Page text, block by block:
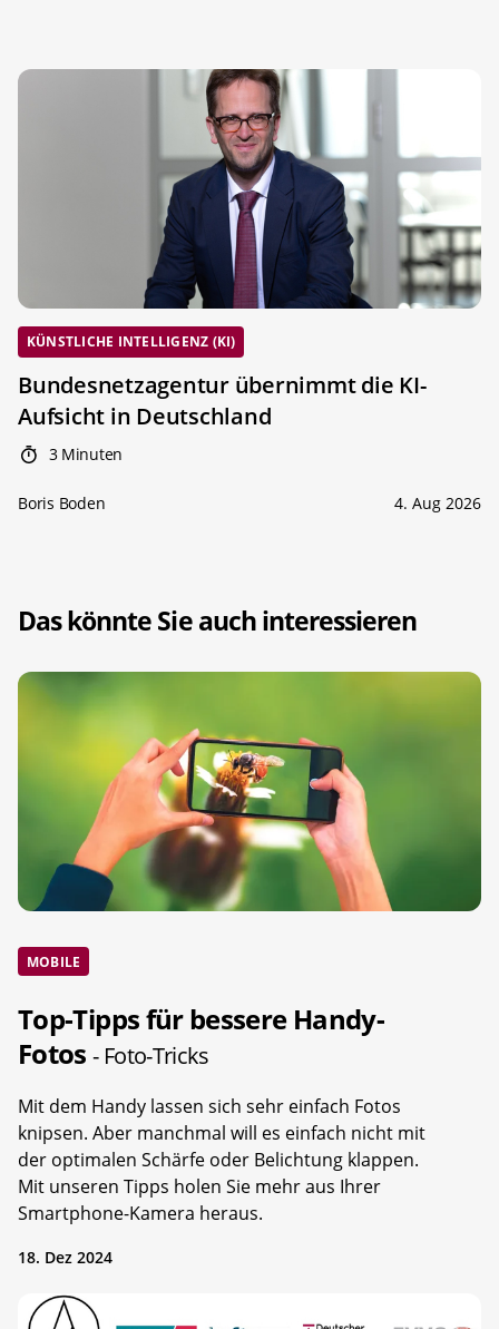
KÜNSTLICHE INTELLIGENZ (KI)
Bundesnetzagentur übernimmt die KI-
Aufsicht in Deutschland
3 Minuten
Boris Boden 4. Aug 2026
Das könnte Sie auch interessieren
MOBILE
Top-Tipps für bessere Handy-
Fotos- Foto-Tricks
Mit dem Handy lassen sich sehr einfach Fotos
knipsen. Aber manchmal will es einfach nicht mit
der optimalen Schärfe oder Belichtung klappen.
Mit unseren Tipps holen Sie mehr aus Ihrer
Smartphone-Kamera heraus.
18. Dez 2024